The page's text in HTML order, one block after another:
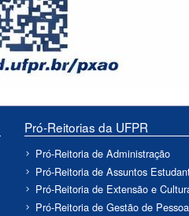
Pró-Reitorias da UFPR
Pró-Reitoria de Administração
Pró-Reitoria de Assuntos
Pró-Reitoria de Extensão e
Pró-Reitoria de Gestão de